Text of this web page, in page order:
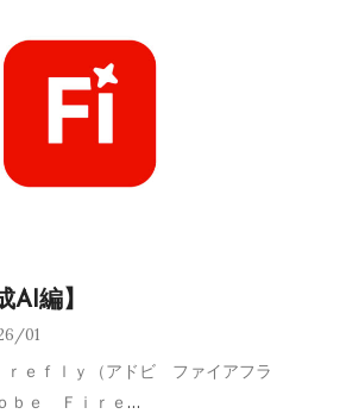
AI編】
01
ｅｆｌｙ（アドビ ファイアフラ
ｂｅ Ｆｉｒｅ …